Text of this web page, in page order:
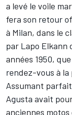
a levé le voile
fera son retour
à Milan, dans le
par Lapo Elkann
années 1950,
rendez-vous à la
Assumant
Agusta avait
anciennes